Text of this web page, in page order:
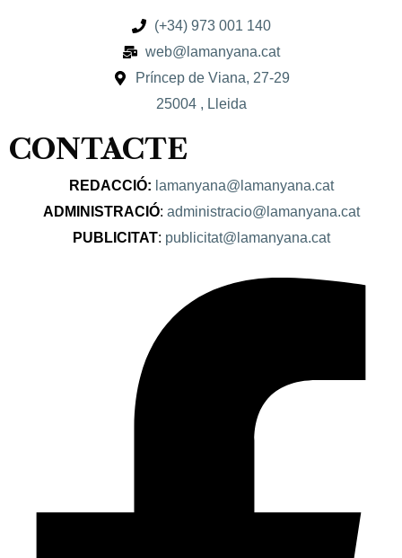
(+34) 973 001 140
web@lamanyana.cat
Príncep de Viana, 27-29
25004 , Lleida
CONTACTE
REDACCIÓ: lamanyana@lamanyana.cat
ADMINISTRACIÓ: administracio@lamanyana.cat
PUBLICITAT: publicitat@lamanyana.cat